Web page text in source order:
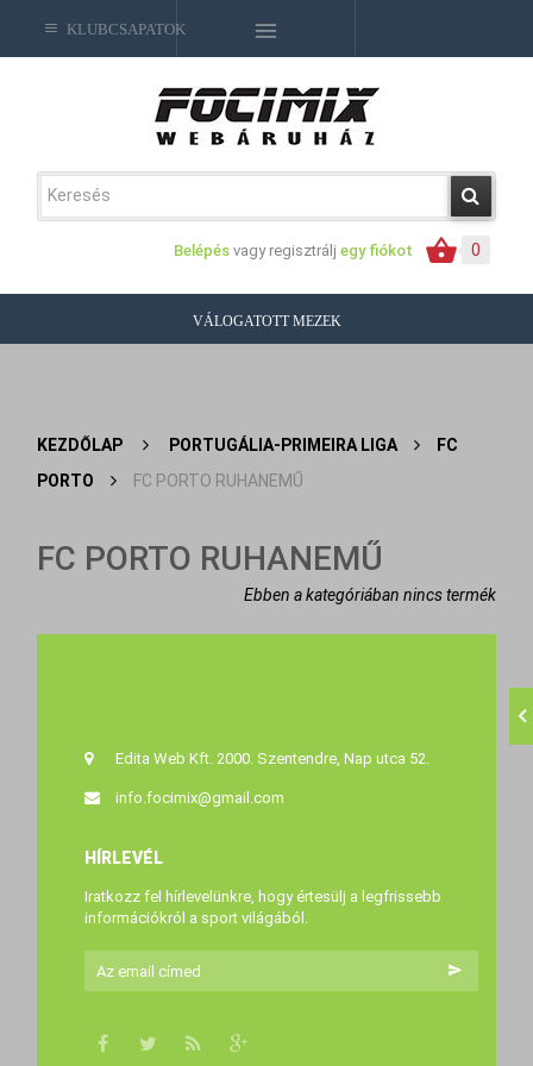
0
Belépés vagy regisztrálj egy fiókot
KLUBCSAPATOK
VÁLOGATOTT MEZEK
KEZDŐLAP > PORTUGÁLIA-PRIMEIRA LIGA >
FC
PORTO
> FC PORTO RUHANEMŰ
FC PORTO RUHANEMŰ
Ebben a kategóriában nincs termék
Edita Web Kft. 2000. Szentendre, Nap utca 52.
info.focimix@gmail.com
HÍRLEVÉL
Iratkozz fel hírlevelünkre, hogy értesülj a legfrissebb
információkról a sport világából.